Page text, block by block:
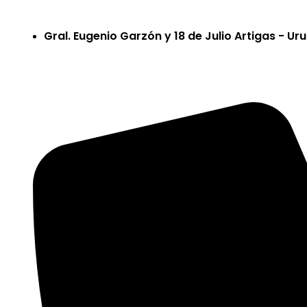
Gral. Eugenio Garzón y 18 de Julio Artigas -